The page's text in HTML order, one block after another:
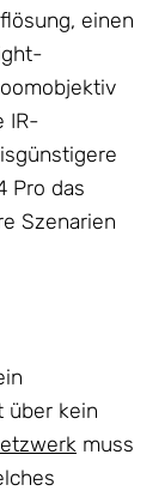
einen
IR-
Pro das
Szenarien
über kein
muss